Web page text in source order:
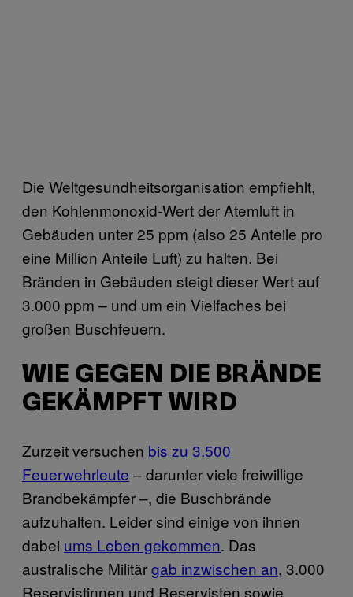
Die Weltgesundheitsorganisation empfiehlt,
den Kohlenmonoxid-Wert der Atemluft in
Gebäuden unter 25 ppm (also 25 Anteile pro
eine Million Anteile Luft) zu halten. Bei
Bränden in Gebäuden steigt dieser Wert auf
3.000 ppm – und um ein Vielfaches bei
großen Buschfeuern.
WIE GEGEN DIE BRÄNDE
GEKÄMPFT WIRD
Zurzeit versuchen bis zu 3.500
Feuerwehrleute – darunter viele freiwillige
Brandbekämpfer –, die Buschbrände
aufzuhalten. Leider sind einige von ihnen
dabei ums Leben gekommen. Das
australische Militärgab inzwischen an, 3.000
Reservistinnen und Reservisten sowie